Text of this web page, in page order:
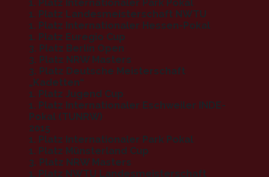
1. Platz Internationaler Park Pokal
1. Platz Landesmeisterschaft NWTU
1. Platz Internationaler Hessen-Pokal
1. Platz Euregio Cup
3. Platz Berlin Open
3. Platz NRW Masters
3. Platz Deutsche Meisterschaft
„Kadetten“
1. Platz Jugend Cup
1. Platz Internationaler Eschweiler INDE-
Pokal (TUNRW)
2015
1. Platz Internationaler Park Pokal
1. Platz Münsterland Cup
3. Platz NRW Masters
1. Platz NWTU Landesmeisterschaft